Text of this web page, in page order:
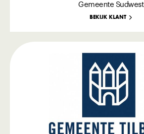
Gemeente Sudwest
BEKIJK KLANT